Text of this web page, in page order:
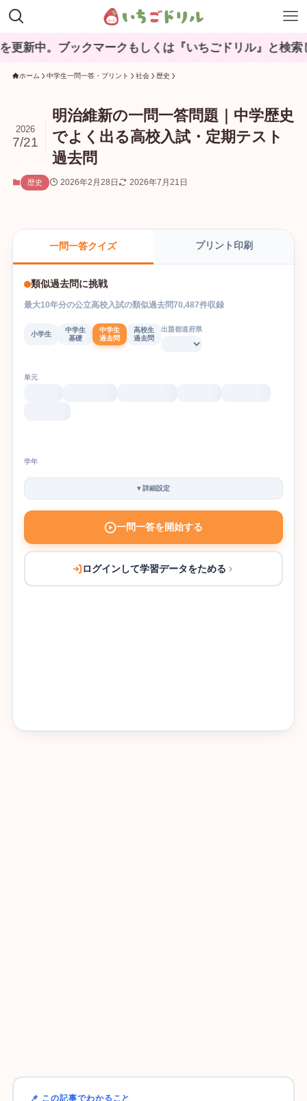
ックマークもしくは『いちごドリル』と検索してね♪
ホーム 中学生一問一答・プリント 社会 歴史
明治維新の一問一答問題｜中学歴史
でよく出る高校入試・定期テスト
過去問
2026
7/21
歴史 2026年2月28日 2026年7月21日
一問一答クイズ プリント印刷
類似過去問に挑戦
最大10年分の公立高校入試の類似過去問70,487件収録
小学生
中学生
基礎
中学生
過去問
高校生
過去問
出題都道府県
単元
学年
▾詳細設定
一問一答を開始する
ログインして学習データをためる
📌 この記事でわかること